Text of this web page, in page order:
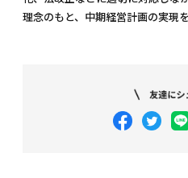
理念のもと、中期経営計画の実現